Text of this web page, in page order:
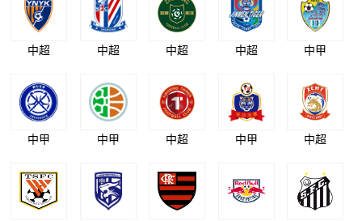
中超 中超 中超 中超 中甲
中甲 中甲 中超 中甲 中超